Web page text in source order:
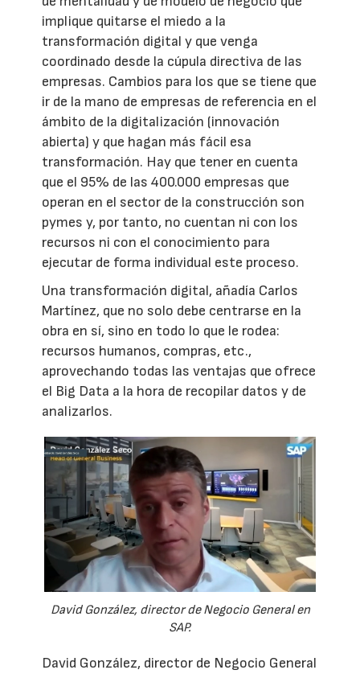
implique quitarse el miedo a la
transformación digital y que venga
coordinado desde la cúpula directiva de las
empresas. Cambios para los que se tiene que
ir de la mano de empresas de referencia en el
ámbito de la digitalización (innovación
abierta) y que hagan más fácil esa
transformación. Hay que tener en cuenta
que el 95% de las 400.000 empresas que
operan en el sector de la construcción son
pymes y, por tanto, no cuentan ni con los
recursos ni con el conocimiento para
ejecutar de forma individual este proceso.
Una transformación digital, añadía Carlos
Martínez, que no solo debe centrarse en la
obra en sí, sino en todo lo que le rodea:
recursos humanos, compras, etc.,
aprovechando todas las ventajas que ofrece
el Big Data a la hora de recopilar datos y de
analizarlos.
David González, director de Negocio General en
SAP.
David González, director de Negocio General